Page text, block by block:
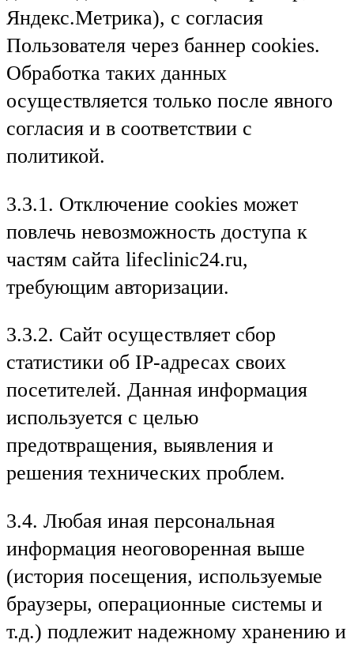
Яндекс.Метрика), с согласия
Пользователя через баннер cookies.
Обработка таких данных
осуществляется только после явного
согласия и в соответствии с
политикой.
3.3.1. Отключение cookies может
повлечь невозможность доступа к
частям сайта lifeclinic24.ru,
требующим авторизации.
3.3.2. Сайт осуществляет сбор
статистики об IP-адресах своих
посетителей. Данная информация
используется с целью
предотвращения, выявления и
решения технических проблем.
3.4. Любая иная персональная
информация неоговоренная выше
(история посещения, используемые
браузеры, операционные системы и
т.д.) подлежит надежному хранению и